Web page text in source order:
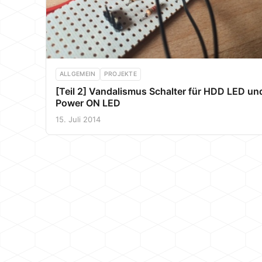
ALLGEMEIN PROJEKTE
[Teil 2] Vandalismus Schalter für HDD LED
Power ON LED
15. Juli 2014